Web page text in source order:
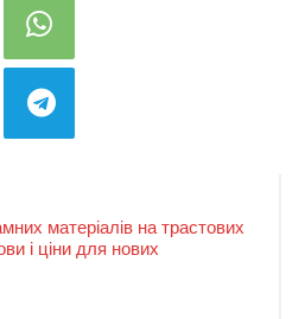
матеріалів на трастових
і ціни для нових